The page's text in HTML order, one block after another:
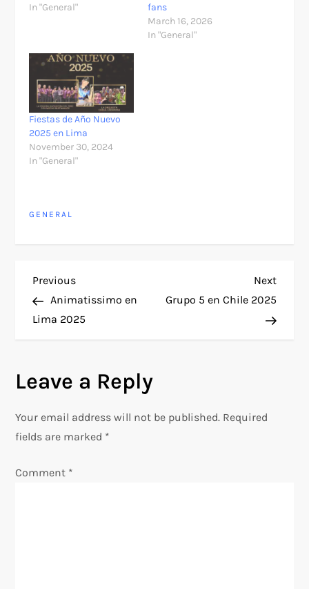
In "General"
fans
March 16, 2026
In "General"
Fiestas de Año Nuevo
2025 en Lima
November 30, 2024
In "General"
GENERAL
P
o
t
n
a
v
Previous
Post
Previous
Animatissimo en
Lima 2025
Next
Post
Next
Grupo 5 en Chile 2025
Leave a Reply
Your email address will not be published. Required
fields are marked *
Comment *